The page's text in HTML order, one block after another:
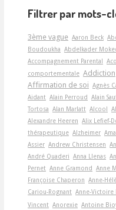
Filtrer par mots-
3ème vague Aaron Beck
Boudoukha Abdelkader
Accompagnement Parental
comportementale Addiction
Affirmation de soi Agnès
Aidant Alain Perroud Alain
Tortosa Alan Marlatt Alcool
Alexandre Heeren Alix Lefief-
thérapeutique Alzheimer
Assier Andrew Christensen
André Quaderi Anna Llenas
Pernet Anne Gramond Anne
Françoise Chaperon Anne-
Cariou-Rognant Anne-Victoire
Vincent Anorexie Antoine